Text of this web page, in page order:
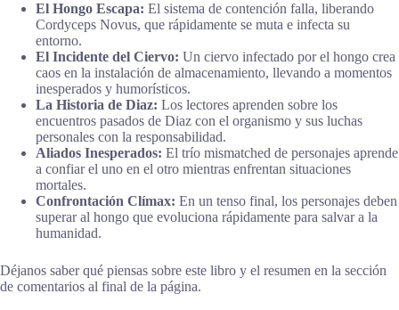
El Hongo Escapa: El sistema de contención falla, liberando
Cordyceps Novus, que rápidamente se muta e infecta su
entorno.
El Incidente del Ciervo: Un ciervo infectado por el hongo crea
caos en la instalación de almacenamiento, llevando a momentos
inesperados y humorísticos.
La Historia de Diaz: Los lectores aprenden sobre los
encuentros pasados de Diaz con el organismo y sus luchas
personales con la responsabilidad.
Aliados Inesperados: El trío mismatched de personajes aprende
a confiar el uno en el otro mientras enfrentan situaciones
mortales.
Confrontación Clímax: En un tenso final, los personajes deben
superar al hongo que evoluciona rápidamente para salvar a la
humanidad.
Déjanos saber qué piensas sobre este libro y el resumen en la sección
de comentarios al final de la página.